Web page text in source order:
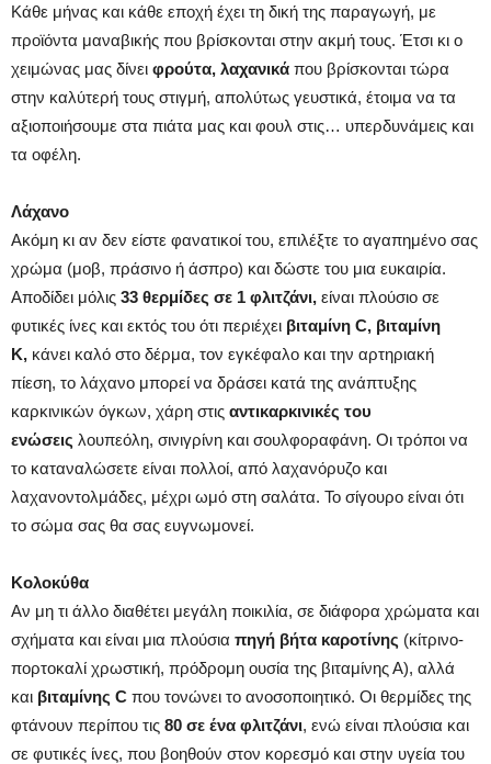
Κάθε μήνας και κάθε εποχή έχει τη δική της παραγωγή, με
προϊόντα μαναβικής που βρίσκονται στην ακμή τους. Έτσι κι ο
χειμώνας μας δίνει φρούτα, λαχανικά που βρίσκονται τώρα
στην καλύτερή τους στιγμή, απολύτως γευστικά, έτοιμα να τα
αξιοποιήσουμε στα πιάτα μας και φουλ στις… υπερδυνάμεις και
τα οφέλη.
Λάχανο
Ακόμη κι αν δεν είστε φανατικοί του, επιλέξτε το αγαπημένο σας
χρώμα (μοβ, πράσινο ή άσπρο) και δώστε του μια ευκαιρία.
Αποδίδει μόλις 33 θερμίδες σε 1 φλιτζάνι, είναι πλούσιο σε
φυτικές ίνες και εκτός του ότι περιέχει βιταμίνη C, βιταμίνη
Κ, κάνει καλό στο δέρμα, τον εγκέφαλο και την αρτηριακή
πίεση, το λάχανο μπορεί να δράσει κατά της ανάπτυξης
καρκινικών όγκων, χάρη στις αντικαρκινικές του
ενώσεις λουπεόλη, σινιγρίνη και σουλφοραφάνη. Οι τρόποι να
το καταναλώσετε είναι πολλοί, από λαχανόρυζο και
λαχανοντολμάδες, μέχρι ωμό στη σαλάτα. Το σίγουρο είναι ότι
το σώμα σας θα σας ευγνωμονεί.
Kολοκύθα
Αν μη τι άλλο διαθέτει μεγάλη ποικιλία, σε διάφορα χρώματα και
σχήματα και είναι μια πλούσια πηγή βήτα καροτίνης (κίτρινο-
πορτοκαλί χρωστική, πρόδρομη ουσία της βιταμίνης Α), αλλά
και βιταμίνης C που τονώνει το ανοσοποιητικό. Οι θερμίδες της
φτάνουν περίπου τις 80 σε ένα φλιτζάνι, ενώ είναι πλούσια και
σε φυτικές ίνες, που βοηθούν στον κορεσμό και στην υγεία του